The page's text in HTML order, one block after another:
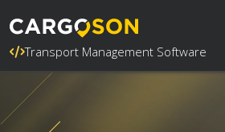
Transport Management Software